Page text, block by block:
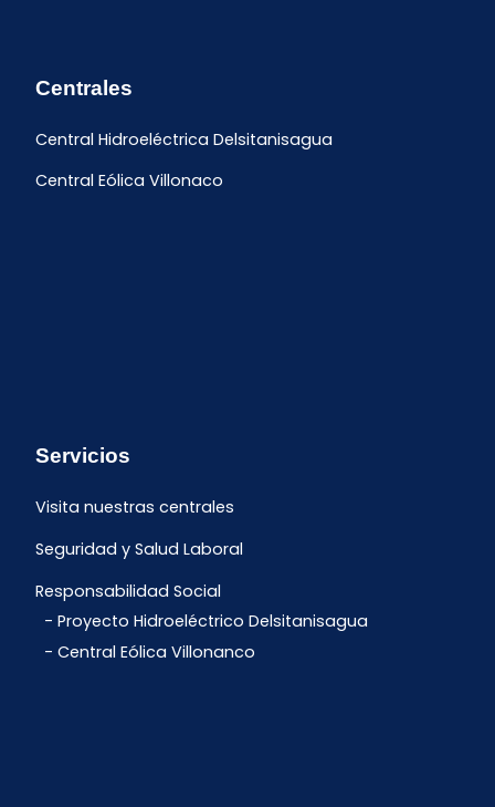
Centrales
Central Hidroeléctrica Delsitanisagua
Central Eólica Villonaco
Servicios
Visita nuestras centrales
Seguridad y Salud Laboral
Responsabilidad Social
Proyecto Hidroeléctrico Delsitanisagua
Central Eólica Villonanco